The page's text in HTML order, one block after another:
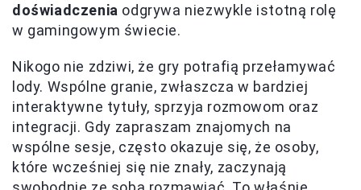
doświadczenia odgrywa niezwykle istotną rolę
w gamingowym świecie.
Nikogo nie zdziwi, że gry potrafią przełamywać
lody. Wspólne granie, zwłaszcza w bardziej
interaktywne tytuły, sprzyja rozmowom oraz
integracji. Gdy zapraszam znajomych na
wspólne sesje, często okazuje się, że osoby,
które wcześniej się nie znały, zaczynają